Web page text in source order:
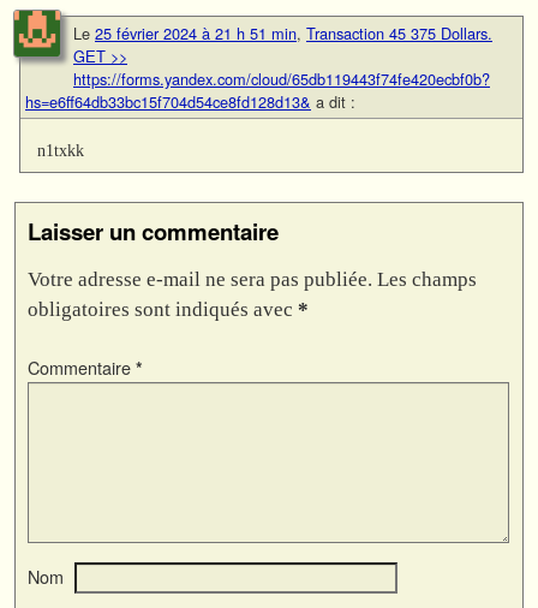
Le 25 février 2024 à 21 h 51 min, Transaction 45 375 Dollars.
GЕТ >>
https://forms.yandex.com/cloud/65db119443f74fe420ecbf0b?
hs=e6ff64db33bc15f704d54ce8fd128d13& a dit :
n1txkk
Laisser un commentaire
Votre adresse e-mail ne sera pas publiée. Les champs
obligatoires sont indiqués avec *
Commentaire *
Nom